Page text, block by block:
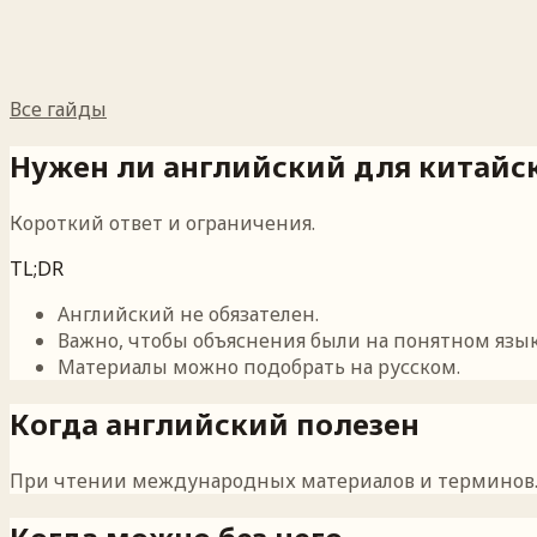
Все гайды
Нужен ли английский для
Короткий ответ и ограничения.
TL;DR
Английский не обязателен.
Важно, чтобы объяснения были на понятном
Материалы можно подобрать на русском.
Когда английский полезен
При чтении международных материалов и терминов.